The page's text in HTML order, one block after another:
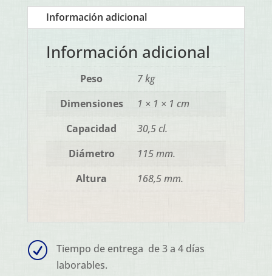
Información adicional
Información adicional
Peso
7 kg
Dimensiones
1 × 1 × 1 cm
Capacidad
30,5 cl.
Diámetro
115 mm.
Altura
168,5 mm.
R
Tiempo de entrega de 3 a 4 días
laborables.